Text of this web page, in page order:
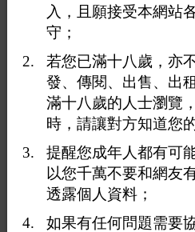
<上一則 返回
入，且願接受本網站
守；
若您已滿十八歲，亦
發、傳閱、出售、出
滿十八歲的人士瀏覽
時，請讓對方知道您
提醒您成年人都有可
以您千萬不要和網友
透露個人資料；
如果有任何問題需要